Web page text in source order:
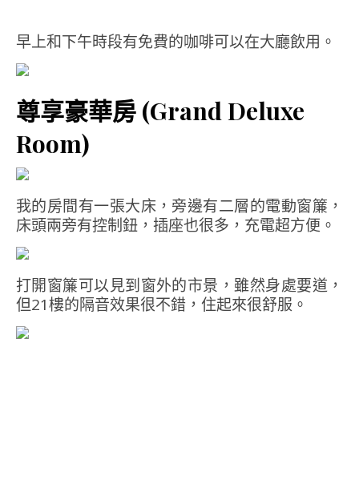
早上和下午時段有免費的咖啡可以在大廳飲用。
尊享豪華房 (Grand Deluxe
Room)
我的房間有一張大床，旁邊有二層的電動窗簾，
床頭兩旁有控制鈕，插座也很多，充電超方便。
打開窗簾可以見到窗外的市景，雖然身處要道，
但21樓的隔音效果很不錯，住起來很舒服。